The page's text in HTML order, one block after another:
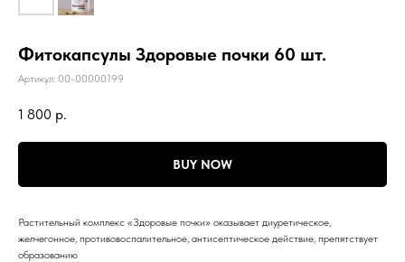
Фитокапсулы Здоровые почки 60 шт.
Артикул: 00-00000199
1 800 р.
BUY NOW
Растительный комплекс «Здоровые почки» оказывает диуретическое,
желчегонное, противовоспалительное, антисептическое действие, препятствует
образованию